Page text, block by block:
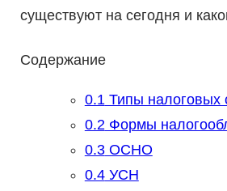
существуют на сегодня и
Содержание
0.1Типы налоговых
0.2Формы
0.3ОСНО
0.4УСН